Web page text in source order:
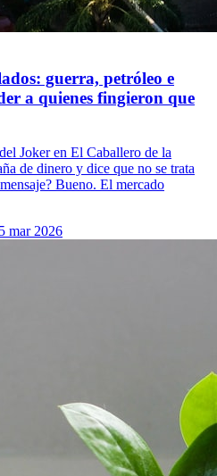
guerra, petróleo e
a quienes fingieron que
Joker en El Caballero de la
de dinero y dice que no se trata
Bueno. El mercado
mar 2026